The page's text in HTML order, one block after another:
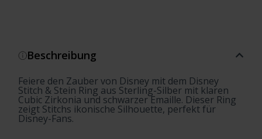
Beschreibung
Feiere den Zauber von Disney mit dem Disney
Stitch & Stein Ring aus Sterling-Silber mit klaren
Cubic Zirkonia und schwarzer Emaille. Dieser Ring
zeigt Stitchs ikonische Silhouette, perfekt für
Disney-Fans.